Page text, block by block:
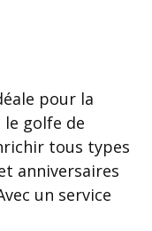
pour la
golfe de
tous types
anniversaires
un service